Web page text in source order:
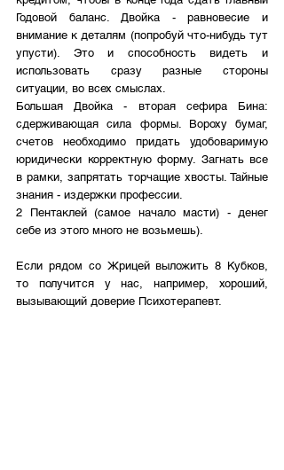
Годовой баланс. Двойка - равновесие и
внимание к деталям (попробуй что-нибудь тут
упусти). Это и способность видеть и
использовать сразу разные стороны
ситуации, во всех смыслах.
Большая Двойка - вторая сефира Бина:
сдерживающая сила формы. Вороху бумаг,
счетов необходимо придать удобоваримую
юридически корректную форму. Загнать все
в рамки, запрятать торчащие хвосты. Тайные
знания - издержки профессии.
2 Пентаклей (самое начало масти) - денег
себе из этого много не возьмешь).
Если рядом со Жрицей выложить 8 Кубков,
то получится у нас, например, хороший,
вызывающий доверие Психотерапевт.